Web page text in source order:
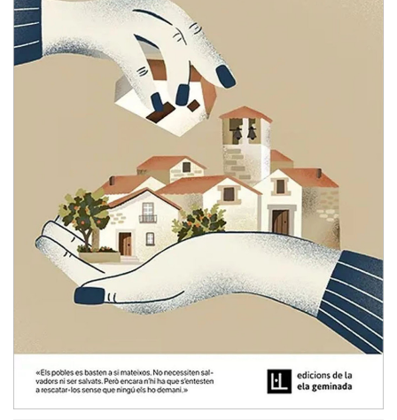
Focus
Entrevistes
Actualitat
El llibre de la setmana